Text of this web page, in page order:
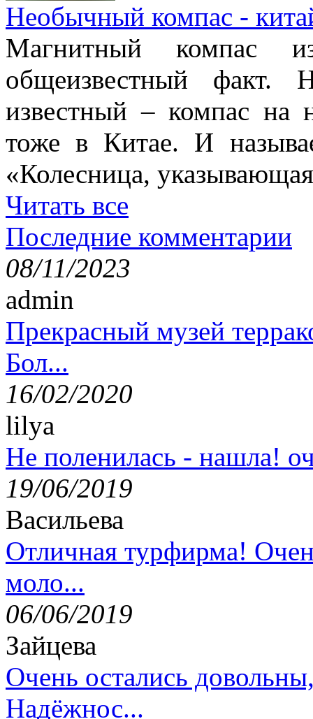
Необычный компас -
Магнитный компас
общеизвестный факт.
известный – компас на
тоже в Китае. И
«Колесница,
Читать все
Последние комментарии
08/11/2023
admin
Прекрасный музей
Бол...
16/02/2020
lilya
Не поленилась - нашла!
19/06/2019
Васильева
Отличная турфирма!
моло...
06/06/2019
Зайцева
Очень остались
Надёжнос...